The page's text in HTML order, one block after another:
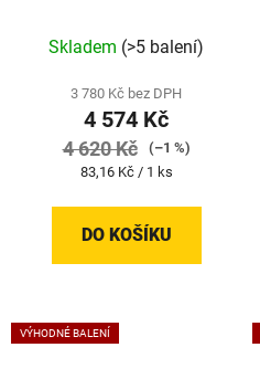
Skladem (>5 balení)
3 780 Kč bez DPH
4 574 Kč
4 620 Kč
(–1 %)
Měrná
83,16 Kč / 1 ks
DO KOŠÍKU
VÝHODNÉ BALENÍ